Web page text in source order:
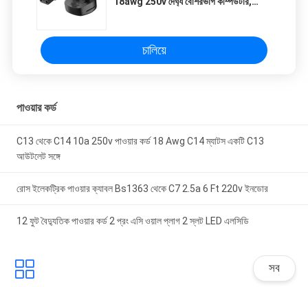
চালিয়ে
পাওয়ার কর্ড
C13 থেকে C14 10a 250v পাওয়ার কর্ড 18 Awg C14 ম্যাটস একটি C13
আউটলেট সঙ্গে
রোস ইলেকট্রিক পাওয়ার ক্যাবল Bs1363 থেকে C7 2.5a 6 Ft 220v ইনডোর
12 ফুট বৈদ্যুতিক পাওয়ার কর্ড 2 প্রং এসি ওয়াল প্লাগ 2 স্লট LED এলসিডি
সব